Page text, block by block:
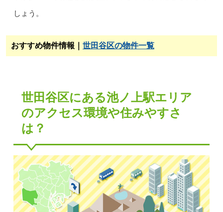
しょう。
おすすめ物件情報｜ 世田谷区の物件一覧
世田谷区にある池ノ上駅エリア
のアクセス環境や住みやすさ
は？